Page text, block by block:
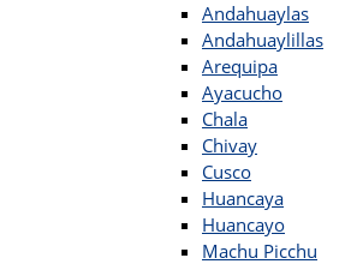
Andahuaylas
Andahuaylillas
Arequipa
Ayacucho
Chala
Chivay
Cusco
Huancaya
Huancayo
Machu Picchu